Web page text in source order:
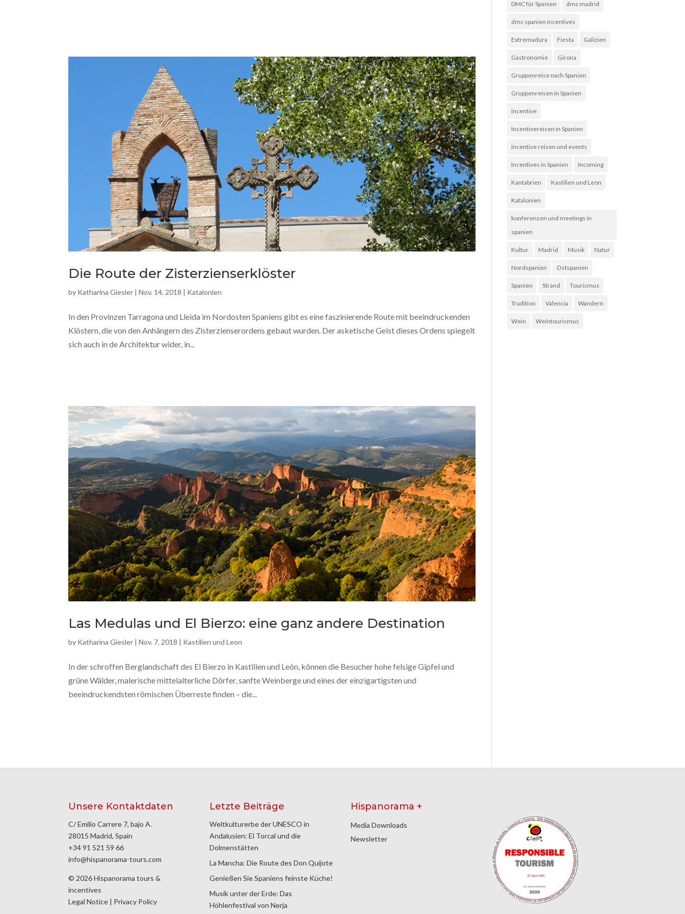
Die Route der Zisterzienserklöster
by Katharina Giesler |Nov. 14, 2018 | Katalonien
In den Provinzen Tarragona und Lleida im Nordosten Spaniens gibt es eine faszinierende Route mit beeindruckenden
Klöstern, die von den Anhängern des Zisterzienserordens gebaut wurden. Der asketische Geist dieses Ordens spiegelt
sich auch in de Architektur wider, in...
Las Medulas und El Bierzo: eine ganz andere Destination
by Katharina Giesler |Nov. 7, 2018 | Kastilien und Leon
In der schroffen Berglandschaft des El Bierzo in Kastilien und León, können die Besucher hohe felsige Gipfel und
grüne Wälder, malerische mittelalterliche Dörfer, sanfte Weinberge und eines der einzigartigsten und
beeindruckendsten römischen Überreste finden – die...
DMC für Spanien dmc madrid
dmc spanien incentives
Extremadura Fiesta Galizien
Gastronomie Girona
Gruppenreise nach Spanien
Gruppenreisen in Spanien
incentive
Incentivereisen in Spanien
incentive reisen und events
Incentives in Spanien Incoming
Kantabrien Kastilien und Leon
Katalonien
konferenzen und meetings in
spanien
Kultur Madrid Musik Natur
Nordspanien Ostspanien
Spanien Strand Tourismus
Tradition Valencia Wandern
Wein Weintourismus
Unsere Kontaktdaten
C/ Emilio Carrere 7, bajo A.
28015 Madrid, Spain
+34 91 521 59 66
info@hispanorama-tours.com
© 2026 Hispanorama tours &
incentives
Legal Notice | Privacy Policy
Letzte Beiträge
Weltkulturerbe der UNESCO in
Andalusien: El Torcal und die
Dolmenstätten
La Mancha: Die Route des Don Quijote
Genießen Sie Spaniens feinste Küche!
Musik unter der Erde: Das
Höhlenfestival von Nerja
Hispanorama +
Media Downloads
Newsletter